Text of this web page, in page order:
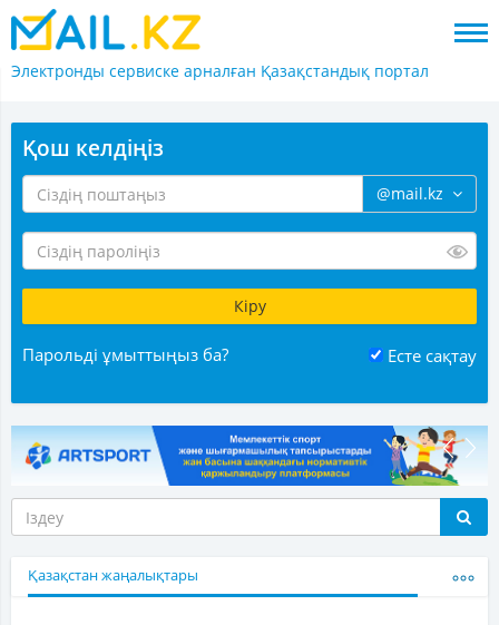
Электронды сервиске арналған Қазақстандық портал
Қош келдіңіз
@mail.kz
Парольді ұмыттыңыз ба? Есте сақтау
Қазақстан жаңалықтары